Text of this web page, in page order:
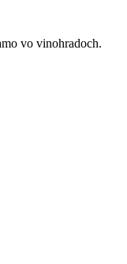
vo vinohradoch.